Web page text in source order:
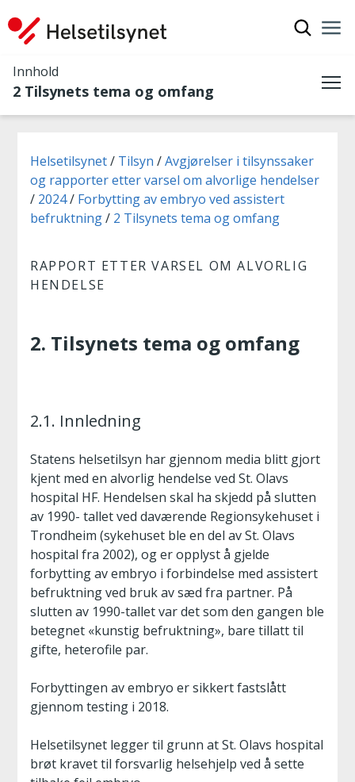
Innhold
2 Tilsynets tema og omfang
Du er her:
Helsetilsynet Tilsyn
Avgjørelser i tilsynssaker
og rapporter etter varsel om alvorlige hendelser
2024
Forbytting av embryo ved assistert
befruktning
2 Tilsynets tema og omfang
RAPPORT ETTER VARSEL OM ALVORLIG
HENDELSE
2. Tilsynets tema og omfang
2.1. Innledning
Statens helsetilsyn har gjennom media blitt gjort
kjent med en alvorlig hendelse ved St. Olavs
hospital HF. Hendelsen skal ha skjedd på slutten
av 1990- tallet ved daværende Regionsykehuset i
Trondheim (sykehuset ble en del av St. Olavs
hospital fra 2002), og er opplyst å gjelde
forbytting av embryo i forbindelse med assistert
befruktning ved bruk av sæd fra partner. På
slutten av 1990-tallet var det som den gangen ble
betegnet «kunstig befruktning», bare tillatt til
gifte, heterofile par.
Forbyttingen av embryo er sikkert fastslått
gjennom testing i 2018.
Helsetilsynet legger til grunn at St. Olavs hospital
brøt kravet til forsvarlig helsehjelp ved å sette